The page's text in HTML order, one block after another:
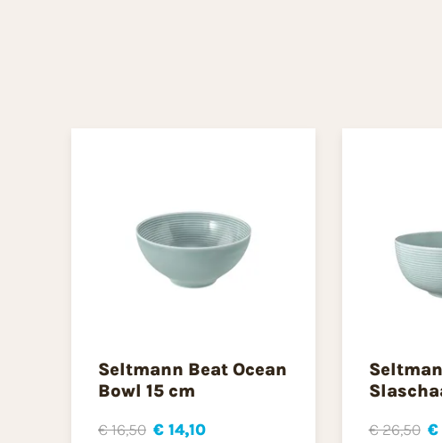
Seltmann Beat Ocean
Bowl 15 cm
€ 16,50 € 14,10 € 26,50 €